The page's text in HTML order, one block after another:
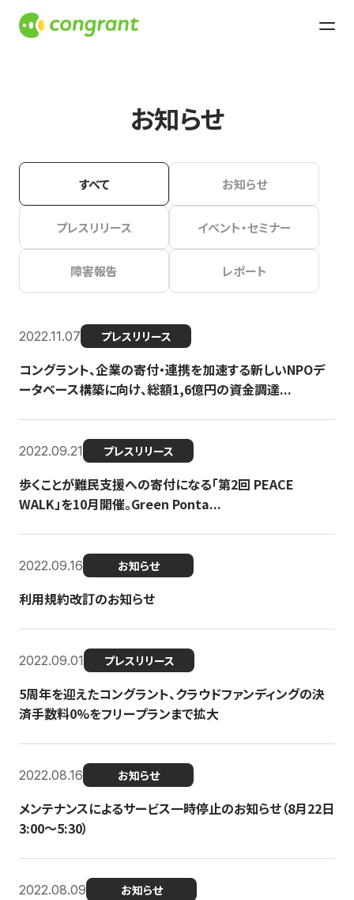
お知らせ
すべて お知らせ
プレスリリース イベント・セミナー
障害報告 レポート
2022.11.07 プレスリリース
コングラント、企業の寄付・連携を加速する新しいNPOデ
ータベース構築に向け、総額1,6億円の資金調達...
2022.09.21 プレスリリース
歩くことが難民支援への寄付になる「第2回 PEACE
WALK」を10月開催。Green Ponta...
2022.09.16 お知らせ
利用規約改訂のお知らせ
2022.09.01 プレスリリース
5周年を迎えたコングラント、クラウドファンディングの決
済手数料0%をフリープランまで拡大
2022.08.16 お知らせ
メンテナンスによるサービス一時停止のお知らせ（8月22日
3:00〜5:30）
2022.08.09 お知らせ